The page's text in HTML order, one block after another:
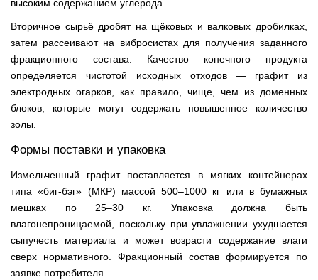
высоким содержанием углерода.
Вторичное сырьё дробят на щёковых и валковых дробилках,
затем рассеивают на вибросистах для получения заданного
фракционного состава. Качество конечного продукта
определяется чистотой исходных отходов — графит из
электродных огарков, как правило, чище, чем из доменных
блоков, которые могут содержать повышенное количество
золы.
Формы поставки и упаковка
Измельченный графит поставляется в мягких контейнерах
типа «биг-бэг» (МКР) массой 500–1000 кг или в бумажных
мешках по 25–30 кг. Упаковка должна быть
влагонепроницаемой, поскольку при увлажнении ухудшается
сыпучесть материала и может возрасти содержание влаги
сверх нормативного. Фракционный состав формируется по
заявке потребителя.